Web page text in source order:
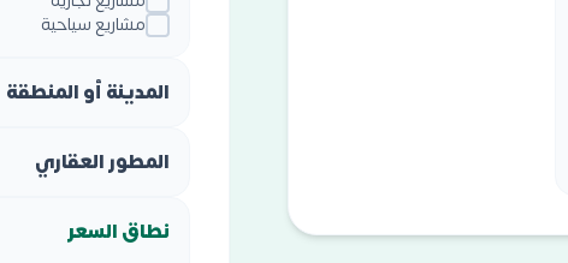
مشاريع سياحية
المدينة أو المنطقة
المطور العقاري
نطاق السعر